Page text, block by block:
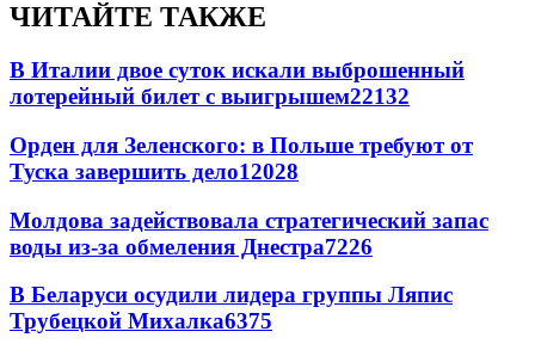
ЧИТАЙТЕ ТАКЖЕ
В Италии двое суток искали выброшенный
лотерейный билет с выигрышем22132
Орден для Зеленского: в Польше требуют от
Туска завершить дело12028
Молдова задействовала стратегический запас
воды из-за обмеления Днестра7226
В Беларуси осудили лидера группы Ляпис
Трубецкой Михалка6375